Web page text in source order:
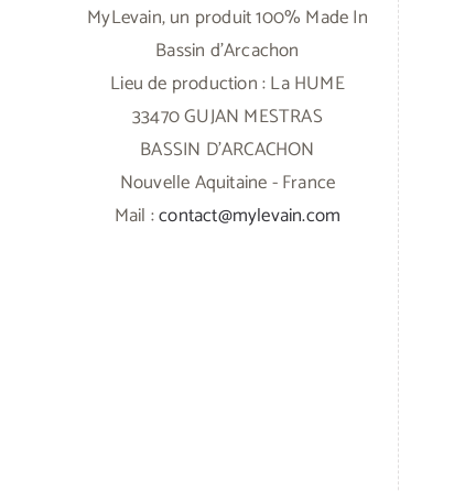
MyLevain, un produit 100% Made In
Bassin d'Arcachon
Lieu de production : La HUME
33470 GUJAN MESTRAS
BASSIN D'ARCACHON
Nouvelle Aquitaine - France
Mail :contact@mylevain.com